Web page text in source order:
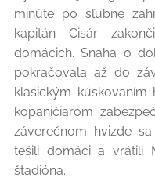
minúte po sľubne
kapitán Cisár
domácich. Snaha o
pokračovala až do
klasickým
kopaničiarom
záverečnom hvizde
tešili domáci a vrátili
štadióna.